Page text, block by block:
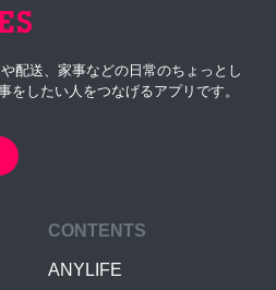
配送、家事などの日常のちょっとし
をしたい人をつなげるアプリです。
CONTENTS
ANYLIFE